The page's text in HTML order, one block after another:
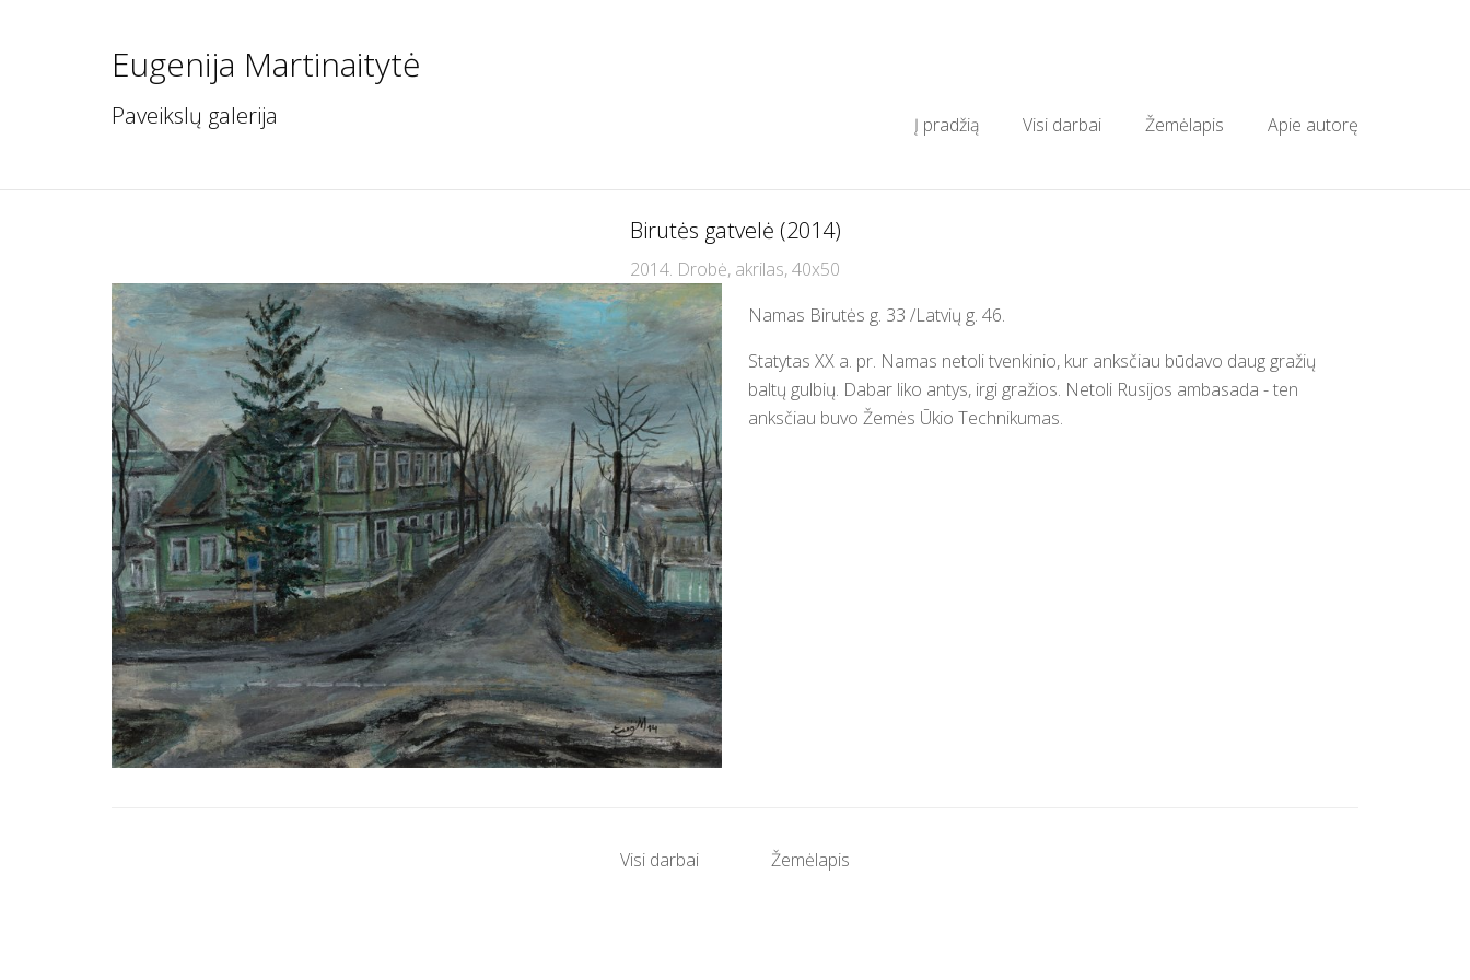
Eugenija Martinaitytė
Paveikslų galerija Į pradžią Visi darbai Žemėlapis Apie autorę
Birutės gatvelė (2014)
2014. Drobė, akrilas, 40x50
Namas Birutės g. 33 /Latvių g. 46.
Statytas XX a. pr. Namas netoli tvenkinio, kur anksčiau būdavo daug gražių
baltų gulbių. Dabar liko antys, irgi gražios. Netoli Rusijos ambasada - ten
anksčiau buvo Žemės Ūkio Technikumas.
Visi darbai Žemėlapis